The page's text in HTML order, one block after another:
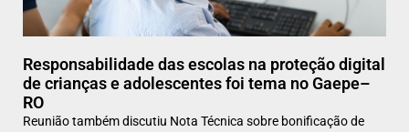
Responsabilidade das escolas na proteção digital
de crianças e adolescentes foi tema no Gaepe–
RO
Reunião também discutiu Nota Técnica sobre bonificação de